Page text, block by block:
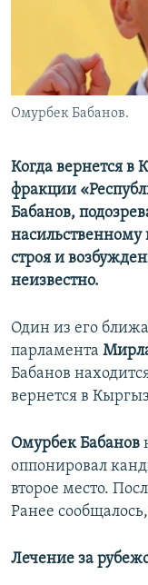
Омурбек Бабанов.
Когда вернется в
фракции
Бабанов,
строя и
неизвестно.
Один из его
парламента
Бабанов
вернется в
Омурбек Бабанов
оппонировал
второе место.
Ранее
Лечение за